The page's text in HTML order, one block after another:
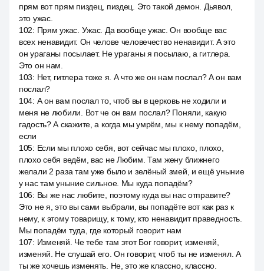
прям вот прям пиздец, пиздец. Это такой демон. Дьявол,
это ужас.
102: Прям ужас. Ужас. Да вообще ужас. Он вообще вас
всех ненавидит. Он челове человечество ненавидит. А это
он ураганы посылает. Не ураганы я посылаю, а гитлера.
Это он нам.
103: Нет, гитлера тоже я. А что же он нам послал? А он вам
послал?
104: А он вам послал то, чтоб вы в церковь не ходили и
меня не любили. Вот че он вам послал? Поняли, какую
гадость? А скажите, а когда мы умрём, мы к нему попадём,
если
105: Если мы плохо себя, вот сейчас мы плохо, плохо,
плохо себя ведём, вас не Любим. Там жену ближнего
желали 2 раза там уже было и зелёный змей, и ещё уныние
у нас там уныние сильное. Мы куда попадём?
106: Вы же нас любите, поэтому куда вы нас отправите?
Это не я, это вы сами выбрали, вы попадёте вот как раз к
нему, к этому товарищу, к тому, кто ненавидит праведность.
Мы попадём туда, где который говорит нам
107: Изменяй. Че тебе там этот Бог говорит, изменяй,
изменяй. Не слушай его. Он говорит, чтоб ты не изменял. А
ты же хочешь изменять. Не, это же классно, классно.